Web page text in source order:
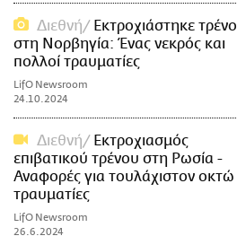
Διεθνή
Εκτροχιάστηκε τρένο
στη Νορβηγία: Ένας νεκρός και
πολλοί τραυματίες
LifO Newsroom
24.10.2024
Διεθνή
Εκτροχιασμός
επιβατικού τρένου στη Ρωσία -
Αναφορές για τουλάχιστον οκτώ
τραυματίες
LifO Newsroom
26.6.2024